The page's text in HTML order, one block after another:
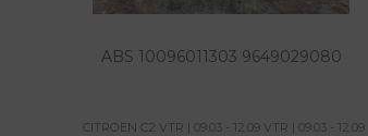
ABS 10096011303 9649029080
CITROEN C2 VTR | 09.03 - 12.09 VTR | 09.03 - 12.09